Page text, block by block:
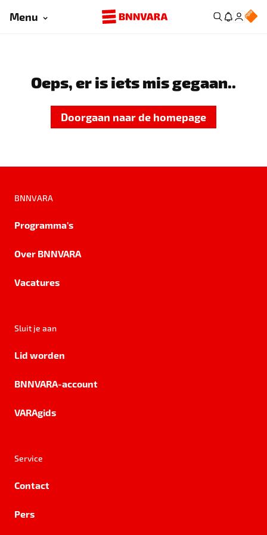
Menu
Oeps, er is iets mis gegaan..
Doorgaan naar de homepage
BNNVARA
Programma's
Over BNNVARA
Vacatures
Sluit je aan
Lid worden
BNNVARA-account
VARAgids
Service
Contact
Pers